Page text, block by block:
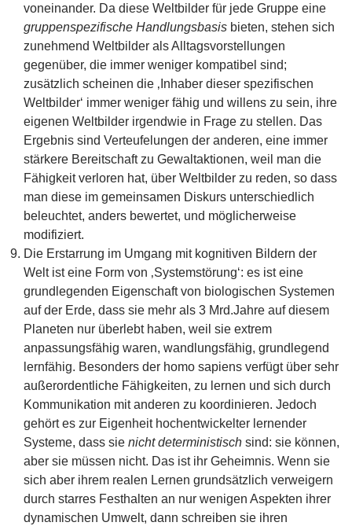
voneinander. Da diese Weltbilder für jede Gruppe eine
gruppenspezifische Handlungsbasis bieten, stehen sich
zunehmend Weltbilder als Alltagsvorstellungen
gegenüber, die immer weniger kompatibel sind;
zusätzlich scheinen die ‚Inhaber dieser spezifischen
Weltbilder‘ immer weniger fähig und willens zu sein, ihre
eigenen Weltbilder irgendwie in Frage zu stellen. Das
Ergebnis sind Verteufelungen der anderen, eine immer
stärkere Bereitschaft zu Gewaltaktionen, weil man die
Fähigkeit verloren hat, über Weltbilder zu reden, so dass
man diese im gemeinsamen Diskurs unterschiedlich
beleuchtet, anders bewertet, und möglicherweise
modifiziert.
Die Erstarrung im Umgang mit kognitiven Bildern der
Welt ist eine Form von ‚Systemstörung‘: es ist eine
grundlegenden Eigenschaft von biologischen Systemen
auf der Erde, dass sie mehr als 3 Mrd.Jahre auf diesem
Planeten nur überlebt haben, weil sie extrem
anpassungsfähig waren, wandlungsfähig, grundlegend
lernfähig. Besonders der homo sapiens verfügt über sehr
außerordentliche Fähigkeiten, zu lernen und sich durch
Kommunikation mit anderen zu koordinieren. Jedoch
gehört es zur Eigenheit hochentwickelter lernender
Systeme, dass sie nicht deterministisch sind: sie können,
aber sie müssen nicht. Das ist ihr Geheimnis. Wenn sie
sich aber ihrem realen Lernen grundsätzlich verweigern
durch starres Festhalten an nur wenigen Aspekten ihrer
dynamischen Umwelt, dann schreiben sie ihren